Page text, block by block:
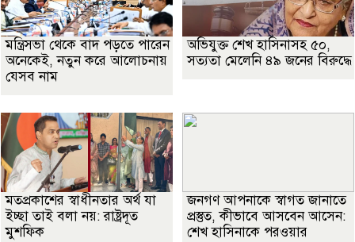
মন্ত্রিসভা থেকে বাদ পড়তে পারেন
অনেকেই, নতুন করে আলোচনায়
যেসব নাম
অভিযুক্ত শেখ হাসিনাসহ ৫০,
সত্যতা মেলেনি ৪৯ জনের বিরুদ্ধে
মতপ্রকাশের স্বাধীনতার অর্থ যা
ইচ্ছা তাই বলা নয়: রাষ্ট্রদূত
মুশফিক
জনগণ আপনাকে স্বাগত জানাতে
প্রস্তুত, কীভাবে আসবেন আসেন:
শেখ হাসিনাকে পরওয়ার